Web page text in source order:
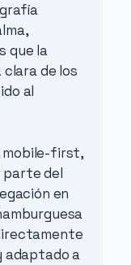
que la
de los
al
mobile-first,
parte del
en
adaptado a